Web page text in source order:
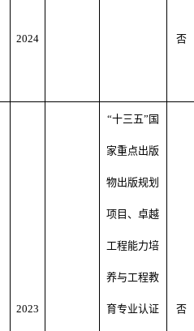
2024 否
2023
“十三五”国
家重点出版
物出版规划
项目、卓越
工程能力培
养与工程教
育专业认证 否